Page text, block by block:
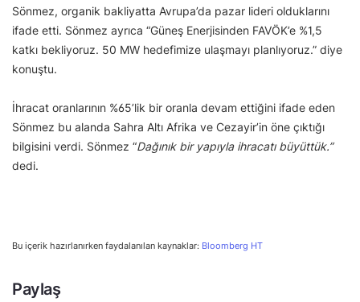
Sönmez, organik bakliyatta Avrupa’da pazar lideri olduklarını
ifade etti. Sönmez ayrıca “Güneş Enerjisinden FAVÖK’e %1,5
katkı bekliyoruz. 50 MW hedefimize ulaşmayı planlıyoruz.” diye
konuştu.
İhracat oranlarının %65’lik bir oranla devam ettiğini ifade eden
Sönmez bu alanda Sahra Altı Afrika ve Cezayir’in öne çıktığı
bilgisini verdi. Sönmez “Dağınık bir yapıyla ihracatı büyüttük.”
dedi.
Bu içerik hazırlanırken faydalanılan kaynaklar: Bloomberg HT
Paylaş